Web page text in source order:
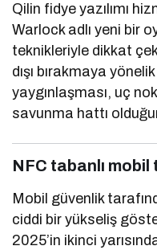
Qilin fidye yazılımı
Warlock adlı yeni bir
teknikleriyle dikkat
dışı bırakmaya yönelik
yaygınlaşması, uç
savunma hattı
NFC tabanlı
Mobil güvenlik
ciddi bir yükseliş
2025’in ikinci